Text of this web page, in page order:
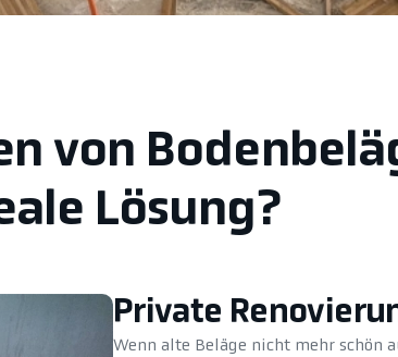
von
Lösung?
Private
Wenn alte Beläge nicht mehr schön